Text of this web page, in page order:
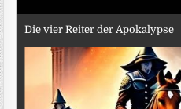
Die vier Reiter der Apokalypse